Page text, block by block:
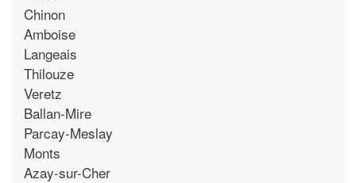
Chinon
Amboise
Langeais
Thilouze
Veretz
Ballan-Mire
Parcay-Meslay
Monts
Azay-sur-Cher